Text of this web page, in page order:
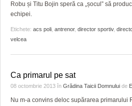
Robu și Titu Bojin speră ca „șocul” să
echipei.
Etichete: acs poli antrenor, director sportiv,
velcea
Ca primarul pe sat
08 octombrie 2013 în Grădina Taicii Domnului de
Nu m-a convins deloc supărarea primarului